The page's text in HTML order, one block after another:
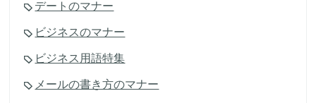
デートのマナー
ビジネスのマナー
ビジネス用語特集
メールの書き方のマナー